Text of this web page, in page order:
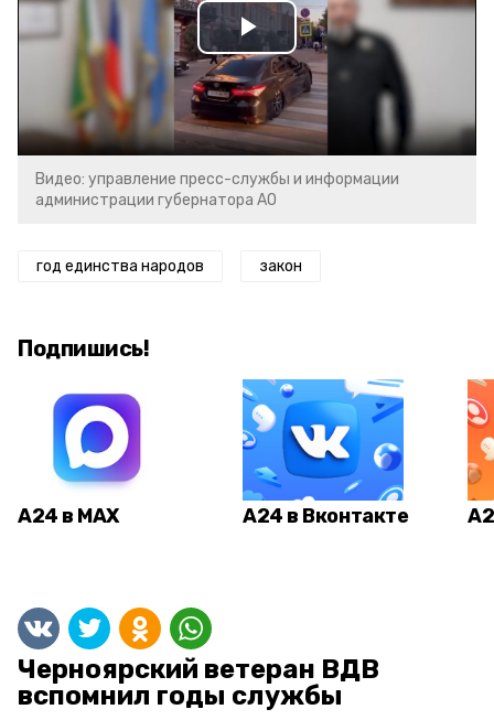
Play
Video
Видео: управление пресс-службы и информации
администрации губернатора АО
год единства народов закон
Подпишись!
А24 в MAX А24 в Вконтакте
Черноярский ветеран ВДВ
вспомнил годы службы